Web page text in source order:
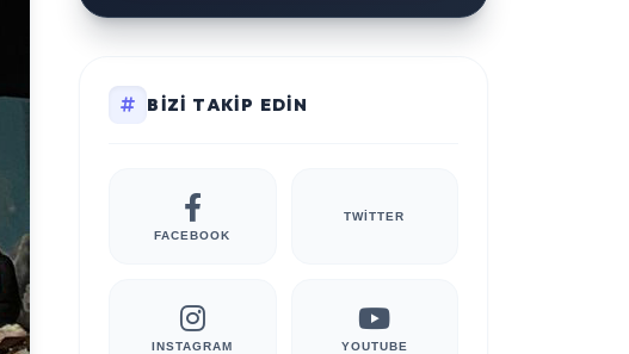
BIZI TAKIP EDIN
FACEBOOK
TWITTER
INSTAGRAM YOUTUBE